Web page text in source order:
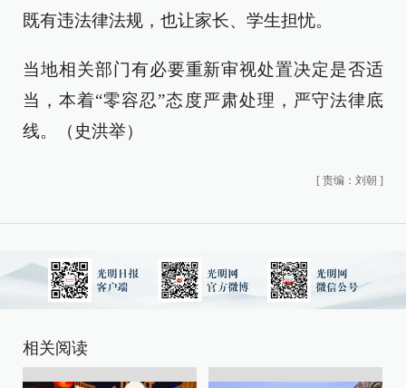
既有违法律法规，也让家长、学生担忧。
当地相关部门有必要重新审视处置决定是否适
当，本着“零容忍”态度严肃处理，严守法律底
线。（史洪举）
[ 责编：刘朝 ]
相关阅读